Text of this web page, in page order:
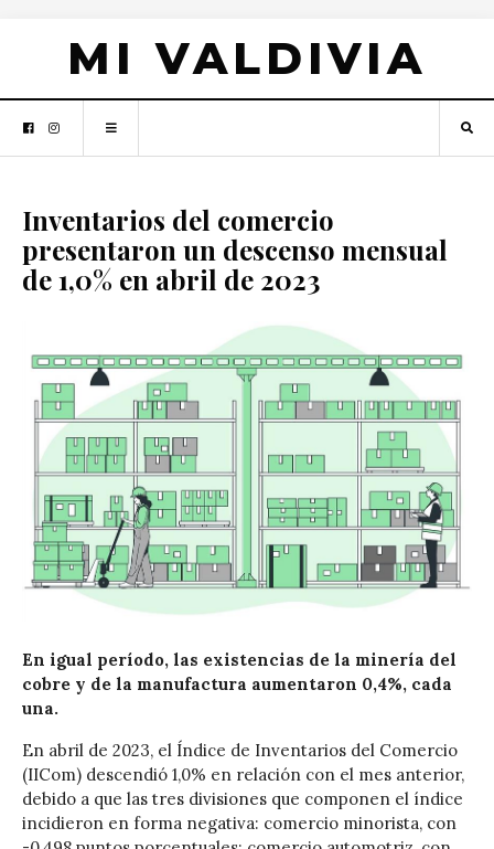
MI VALDIVIA
Inventarios del comercio
presentaron un descenso mensual
de 1,0% en abril de 2023
En igual período, las existencias de la minería del
cobre y de la manufactura aumentaron 0,4%, cada
una.
En abril de 2023, el Índice de Inventarios del Comercio
(IICom) descendió 1,0% en relación con el mes anterior,
debido a que las tres divisiones que componen el índice
incidieron en forma negativa: comercio minorista, con